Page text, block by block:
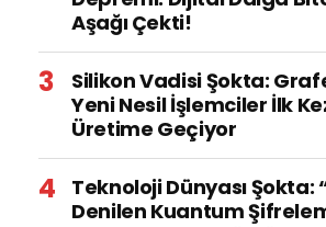
Aşağı Çekti!
Silikon Vadisi Şokta:
Yeni Nesil İşlemciler İlk
Üretime Geçiyor
Teknoloji Dünyası Şokta:
Denilen Kuantum